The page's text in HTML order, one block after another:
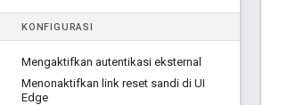
KONFIGURASI
Mengaktifkan autentikasi eksternal
Menonaktifkan link reset sandi di UI
Edge